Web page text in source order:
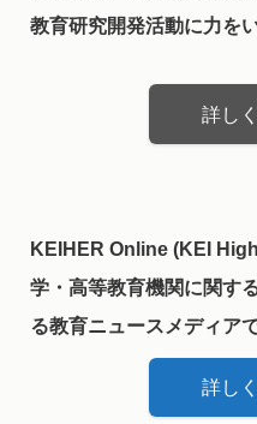
教育研究開発活動に力を
詳し
KEIHER Online (KEI
学・高等教育機関に関す
る教育ニュースメディアで
詳し